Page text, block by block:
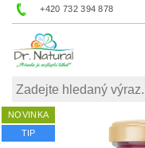
+420 732 394 878
NOVINKA
TIP